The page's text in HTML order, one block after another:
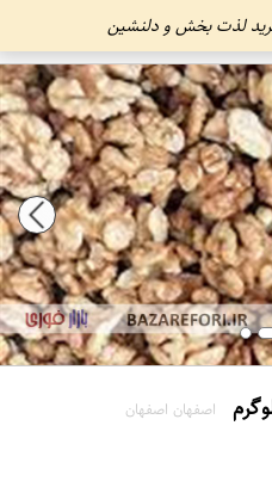
لذت بخش و دلنشین
اصفهان اصفهان